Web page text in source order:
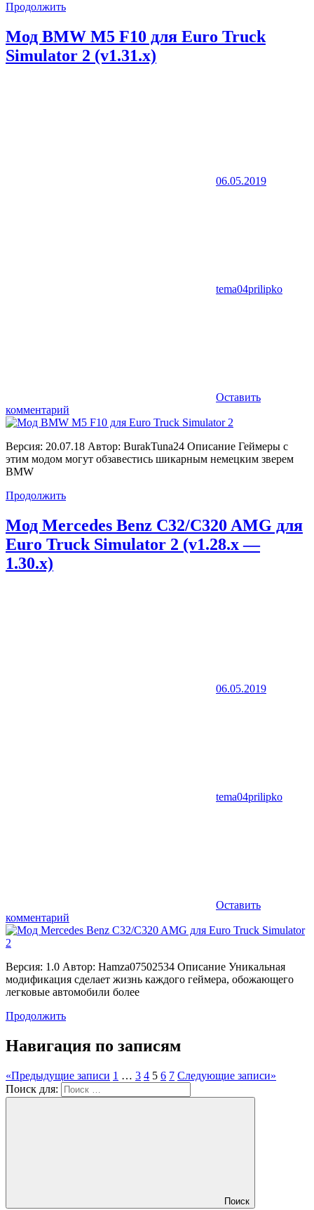
Продолжить
Мод BMW M5 F10 для Euro Truck
Simulator 2 (v1.31.x)
06.05.2019
tema04prilipko
Оставить
комментарий
Версия: 20.07.18 Автор: BurakTuna24 Описание Геймеры с
этим модом могут обзавестись шикарным немецким зверем
BMW
Продолжить
Мод Mercedes Benz C32/C320 AMG для
Euro Truck Simulator 2 (v1.28.x —
1.30.x)
06.05.2019
tema04prilipko
Оставить
комментарий
Версия: 1.0 Автор: Hamza07502534 Описание Уникальная
модификация сделает жизнь каждого геймера, обожающего
легковые автомобили более
Продолжить
Навигация по записям
«Предыдущие записи 1 … 3 4 5 6 7 Следующие записи»
Поиск для:
Поиск